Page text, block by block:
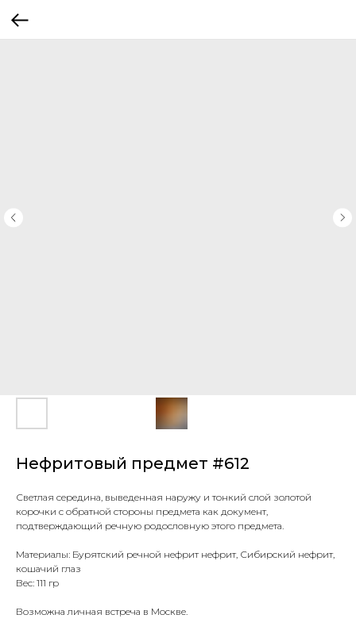
Нефритовый предмет #612
Светлая середина, выведенная наружу и тонкий слой золотой
корочки с обратной стороны предмета как документ,
подтверждающий речную родословную этого предмета.
Материалы: Бурятский речной нефрит нефрит, Сибирский нефрит,
кошачий глаз
Вес: 111 гр
Возможна личная встреча в Москве.